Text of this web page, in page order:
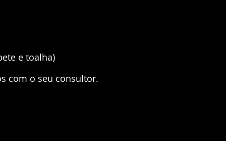
e toalha)
com o seu consultor.